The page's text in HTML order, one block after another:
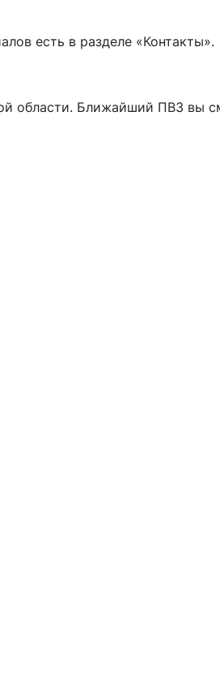
есть в разделе «Контакты».
области. Ближайший ПВЗ вы